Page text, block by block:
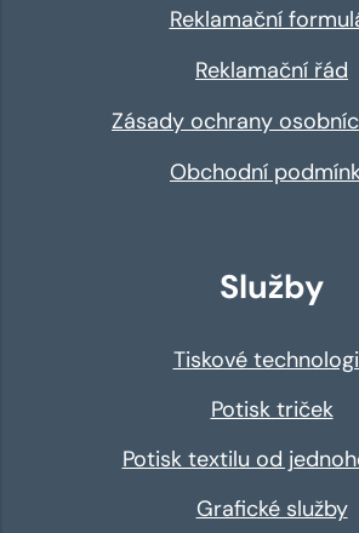
Reklamační
Reklamační řád
Zásady ochrany
Obchodní
Služby
Tiskové
Potisk triček
Potisk textilu od
Grafické služby